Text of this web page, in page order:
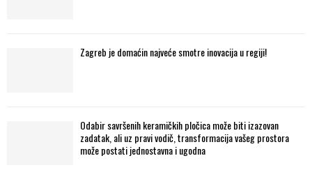
Zagreb je domaćin najveće smotre inovacija u regiji!
Odabir savršenih keramičkih pločica može biti izazovan
zadatak, ali uz pravi vodič, transformacija vašeg prostora
može postati jednostavna i ugodna